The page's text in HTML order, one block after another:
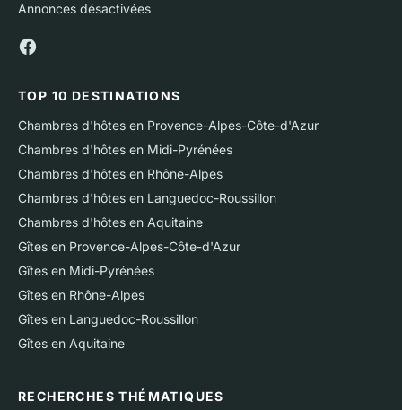
Annonces désactivées
TOP 10 DESTINATIONS
Chambres d'hôtes en Provence-Alpes-Côte-d'Azur
Chambres d'hôtes en Midi-Pyrénées
Chambres d'hôtes en Rhône-Alpes
Chambres d'hôtes en Languedoc-Roussillon
Chambres d'hôtes en Aquitaine
Gîtes en Provence-Alpes-Côte-d'Azur
Gîtes en Midi-Pyrénées
Gîtes en Rhône-Alpes
Gîtes en Languedoc-Roussillon
Gîtes en Aquitaine
RECHERCHES THÉMATIQUES